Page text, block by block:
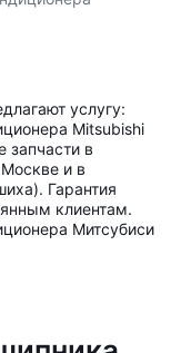
услугу:
Mitsubishi
запчасти в
и в
Гарантия
клиентам.
Митсубиси